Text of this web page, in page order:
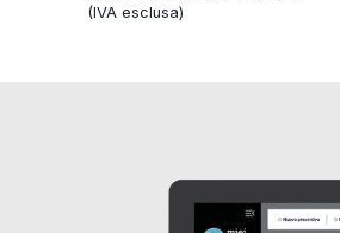
(IVA esclusa)